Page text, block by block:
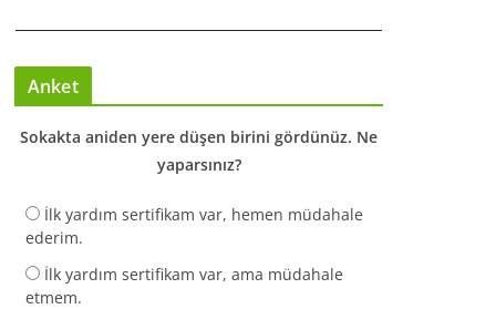
Anket
Sokakta aniden yere düşen birini gördünüz. Ne
yaparsınız?
İlk yardım sertifikam var, hemen müdahale
ederim.
İlk yardım sertifikam var, ama müdahale
etmem.